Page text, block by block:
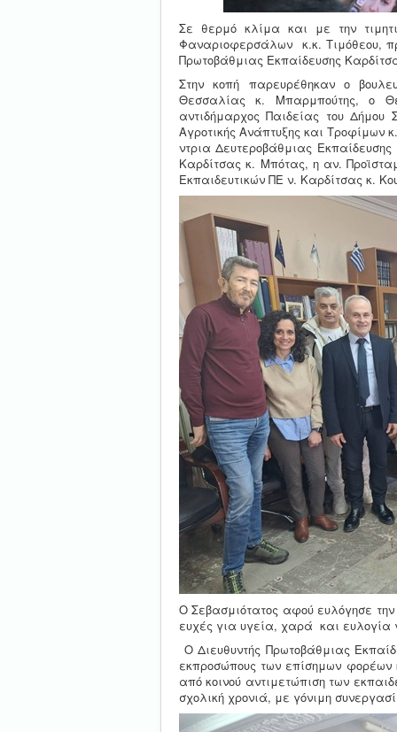
Σε θερμό κλίμα και με την
Φαναριοφερσάλων κ.κ. Τιμόθεου,
Πρωτοβάθμιας Εκπαίδευσης
Στην κοπή παρευρέθηκαν ο
Θεσσαλίας κ. Μπαρμπούτης, ο
αντιδήμαρχος Παιδείας του
Αγροτικής Ανάπτυξης και Τροφίμων
ντρια Δευτεροβάθμιας
Καρδίτσας κ. Μπότας, η αν.
Εκπαιδευτικών ΠΕ ν. Καρδίτσας κ.
Ο Σεβασμιότατος αφού ευλόγησε
ευχές για υγεία, χαρά και ευλογία
Ο Διευθυντής Πρωτοβάθμιας
εκπροσώπους των επίσημων φορέων
από κοινού αντιμετώπιση των
σχολική χρονιά, με γόνιμη